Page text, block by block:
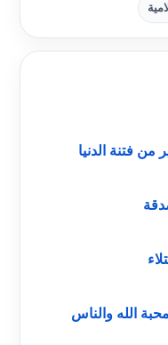
فتنة الدنيا
الله والناس